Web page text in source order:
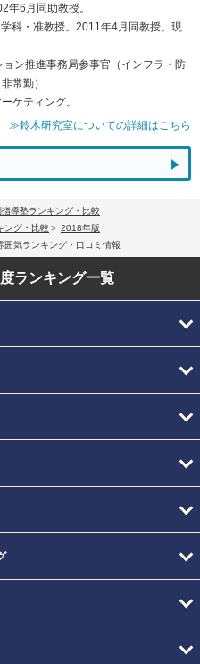
年6月同助教授。
科・准教授。2011年4月同教授、現
ン推進事務局参事官（インフラ・防
常勤）
ケティング。
≫鈴木研究室についての詳細はこちら
導塾ランキング・比較
ング・比較
2018年版
気ランキング・口コミ情報
ランキング一覧